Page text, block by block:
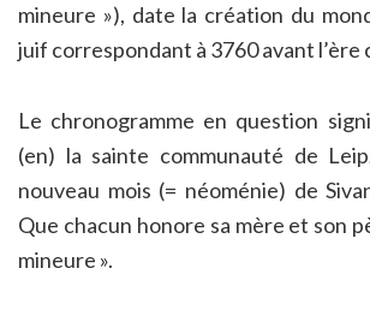
mineure »), date la création du
juif correspondant à 3760 avant l’ère
Le chronogramme en question
(en) la sainte communauté de
nouveau mois (= néoménie) de
Que chacun honore sa mère et son
mineure ».